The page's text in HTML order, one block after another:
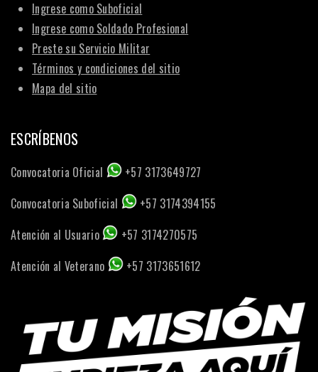
Ingrese como Suboficial
Ingrese como Soldado Profesional
Preste su Servicio Militar
Términos y condiciones del sitio
Mapa del sitio
ESCRÍBENOS
Convocatoria Oficial
+57 3173649727
Convocatoria Suboficial
+57 3174394155
Atención al Usuario
+57 3174270575
Atención al Veterano
+57 3173651612